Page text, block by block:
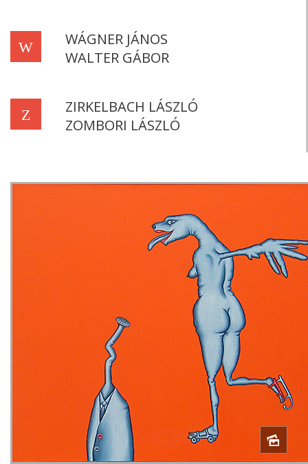
W
WÁGNER JÁNOS
WALTER GÁBOR
Z
ZIRKELBACH LÁSZLÓ
ZOMBORI LÁSZLÓ